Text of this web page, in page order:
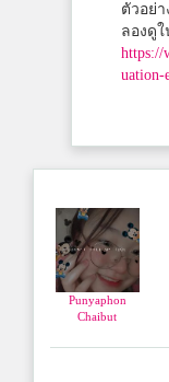
ตัวอย่
ลองดู
https://
uation-
Punyaphon
Chaibut